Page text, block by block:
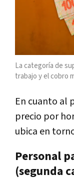
La categoría de
trabajo y el cobro
En cuanto al
precio por
ubica en
Personal
(segunda